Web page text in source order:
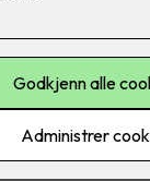
ladestasjoner